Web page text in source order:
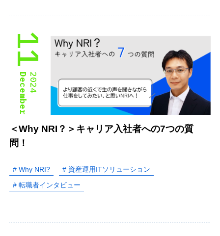
11
2024
December
＜Why NRI？＞キャリア入社者への7つの質
問！
# Why NRI? # 資産運用ITソリューション
# 転職者インタビュー